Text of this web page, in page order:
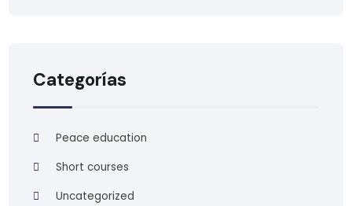
Categorías
Peace education
Short courses
Uncategorized